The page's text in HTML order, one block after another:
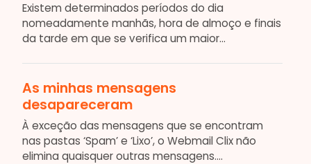
Existem determinados períodos do dia
nomeadamente manhãs, hora de almoço e finais
da tarde em que se verifica um maior...
As minhas mensagens
desapareceram
À exceção das mensagens que se encontram
nas pastas ‘Spam’ e ‘Lixo’, o Webmail Clix não
elimina quaisquer outras mensagens....